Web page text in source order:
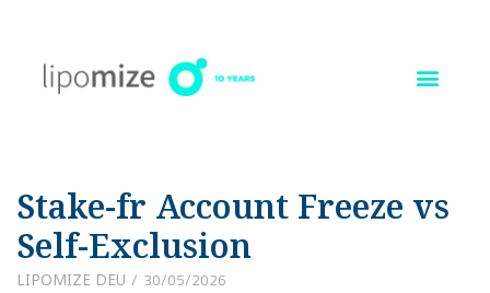
Stake-fr Account Freeze vs
Self-Exclusion
LIPOMIZE DEU 30/05/2026